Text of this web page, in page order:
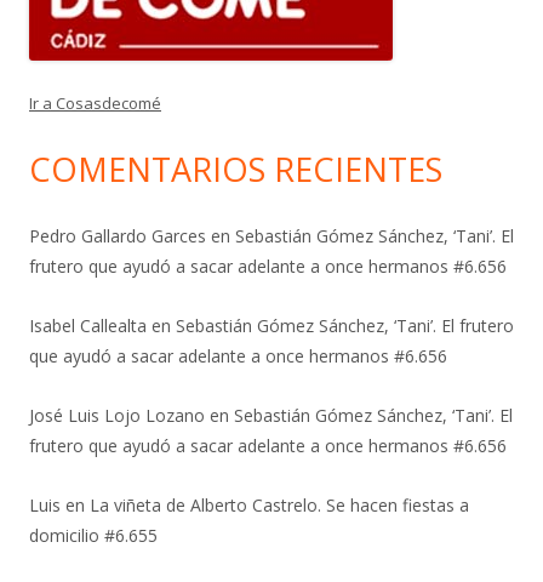
Ir a Cosasdecomé
COMENTARIOS RECIENTES
Pedro Gallardo Garces en Sebastián Gómez Sánchez, ‘Tani’. El
frutero que ayudó a sacar adelante a once hermanos #6.656
Isabel Callealta en Sebastián Gómez Sánchez, ‘Tani’. El frutero
que ayudó a sacar adelante a once hermanos #6.656
José Luis Lojo Lozano en Sebastián Gómez Sánchez, ‘Tani’. El
frutero que ayudó a sacar adelante a once hermanos #6.656
Luis en La viñeta de Alberto Castrelo. Se hacen fiestas a
domicilio #6.655